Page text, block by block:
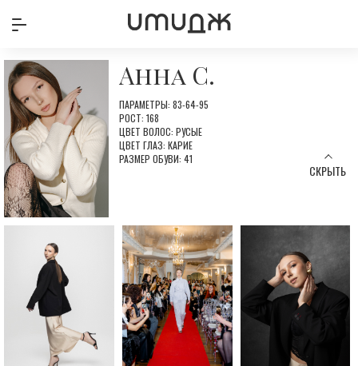
Анна С.
ПАРАМЕТРЫ: 83-64-95
РОСТ: 168
ЦВЕТ ВОЛОС: РУСЫЕ
ЦВЕТ ГЛАЗ: КАРИЕ
РАЗМЕР ОБУВИ: 41
СКРЫТЬ